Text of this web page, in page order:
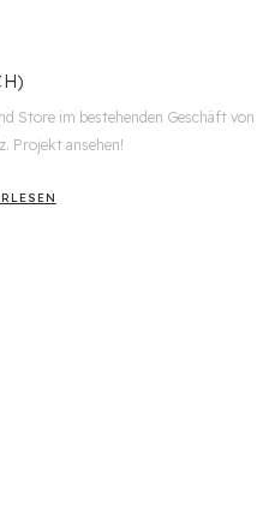
Store im bestehenden Geschäft von
Projekt ansehen!